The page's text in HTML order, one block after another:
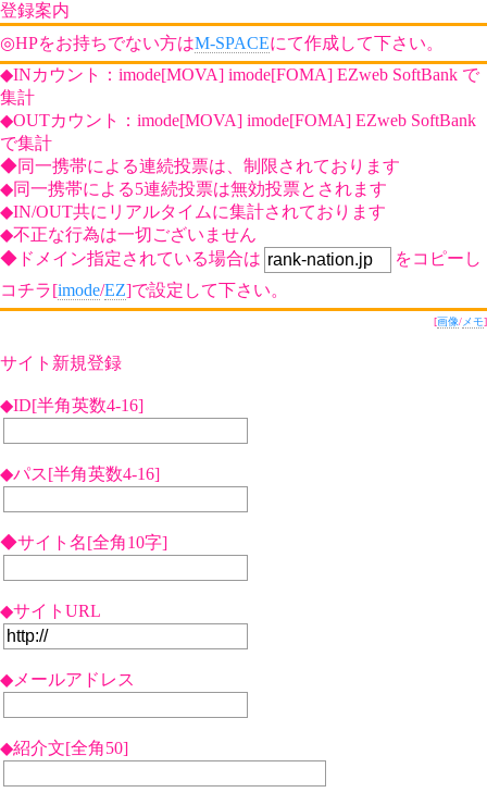
登録案内
◎HPをお持ちでない方はM-SPACEにて作成して下さい。
◆INカウント：imode[MOVA] imode[FOMA] EZweb SoftBank で
集計
◆OUTカウント：imode[MOVA] imode[FOMA] EZweb SoftBank
で集計
◆同一携帯による連続投票は、制限されております
◆同一携帯による5連続投票は無効投票とされます
◆IN/OUT共にリアルタイムに集計されております
◆不正な行為は一切ございません
◆ドメイン指定されている場合は
をコピーし
コチラ[imode/EZ]で設定して下さい。
[画像/ メモ]
サイト新規登録
◆ID[半角英数4-16]
◆パス[半角英数4-16]
◆サイト名[全角10字]
◆サイトURL
◆メールアドレス
◆紹介文[全角50]